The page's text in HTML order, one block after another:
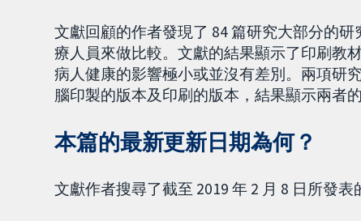
文獻回顧的作者發現了 84 篇研究大部分的
療人員來做比較。文獻的結果顯示了印刷教
病人健康的影響極小或並沒有差別。兩項研
腦印製的版本及印刷的版本，結果顯示兩者
本篇的最新更新日期為何？
文獻作者搜尋了截至 2019 年 2 月 8 日所發表